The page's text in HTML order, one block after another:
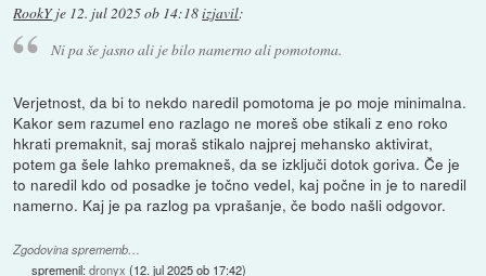
RookYje 12. jul 2025 ob 14:18izjavil:
Ni pa še jasno ali je bilo namerno ali pomotoma.
Verjetnost, da bi to nekdo naredil pomotoma je po moje minimalna.
Kakor sem razumel eno razlago ne moreš obe stikali z eno roko
hkrati premaknit, saj moraš stikalo najprej mehansko aktivirat,
potem ga šele lahko premakneš, da se izključi dotok goriva. Če je
to naredil kdo od posadke je točno vedel, kaj počne in je to naredil
namerno. Kaj je pa razlog pa vprašanje, če bodo našli odgovor.
Zgodovina sprememb…
spremenil:dronyx (12. jul 2025 ob 17:42)